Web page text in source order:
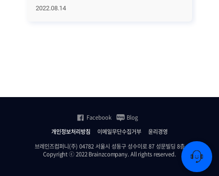
소프트웨어 ‘제니우스(Zenius) EMS v8.0’이 조달청
Software) 인증 1등급으로 품질 인증을 받았다. 이번
서버, 네트워크, DBMS, Web Application, IoT, 클라우드
등 다양한 이기종 IT 인프라를 통합해 모니터링하고
관리하는 소프트웨어다. IT 인프라 상태를 실시간으로
모니터링하고 장애 발생을 예방하며, 장애 발생 시에는
즉각적 통보로 원인을 분석해 종합적인 모니터링 기능을
2022.08.14
상
상
신
개인정보처리방침 이메일무단수집거부
윤리경영
브레인즈컴퍼니(주) 04782 서울시 성동구 성수이로 87 성문빌딩 8층
Copyright ⓒ 2022 Brainzcompany. All rights reserved.
Facebook Blog